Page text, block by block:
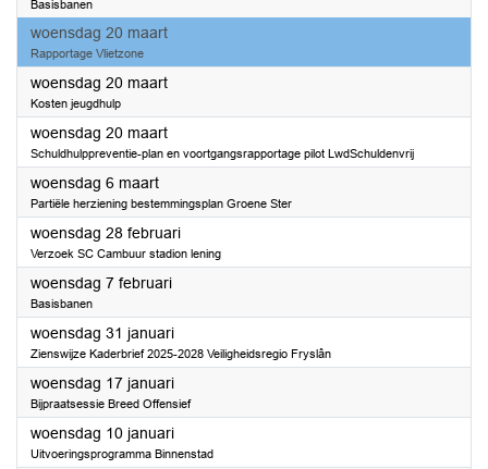
Basisbanen
woensdag 20 maart2024
Rapportage Vlietzone
woensdag 20 maart2024
Kosten jeugdhulp
woensdag 20 maart2024
Schuldhulppreventie-plan en voortgangsrapportage pilot LwdSchuldenvrij
woensdag 6 maart2024
Partiële herziening bestemmingsplan Groene Ster
woensdag 28 februari2024
Verzoek SC Cambuur stadion lening
woensdag 7 februari2024
Basisbanen
woensdag 31 januari2024
Zienswijze Kaderbrief 2025-2028 Veiligheidsregio Fryslân
woensdag 17 januari2024
Bijpraatsessie Breed Offensief
woensdag 10 januari2024
Uitvoeringsprogramma Binnenstad